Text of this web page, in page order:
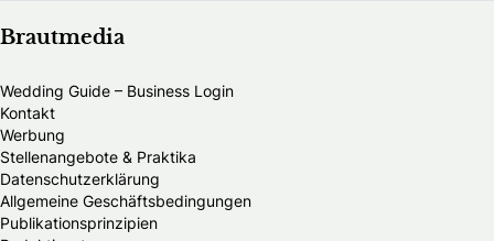
Brautmedia
Wedding Guide – Business Login
Kontakt
Werbung
Stellenangebote & Praktika
Datenschutzerklärung
Allgemeine Geschäftsbedingungen
Publikationsprinzipien